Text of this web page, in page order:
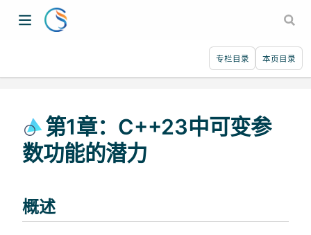
专栏目录 本页目录
第1章：C++23中可变参
数功能的潜力
概述